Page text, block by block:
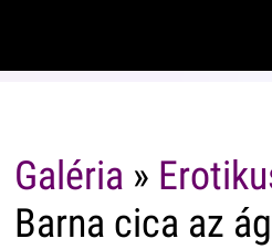
Galéria »
Barna cica az